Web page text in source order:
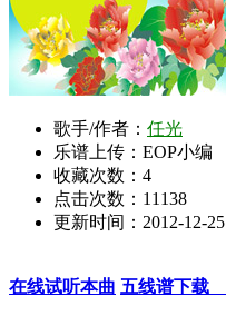
歌手/作者： 任光
乐谱上传：EOP小编
收藏次数： 4
点击次数：11138
更新时间：2012-12-25
在线试听本曲 五线谱下载